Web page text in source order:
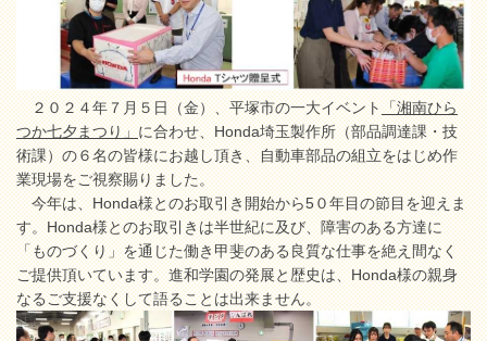
２０２４年７月５日（金）、平塚市の一大イベント「湘南ひら
つか七夕まつり」に合わせ、Honda埼玉製作所（部品調達課・技
術課）の６名の皆様にお越し頂き、自動車部品の組立をはじめ作
業現場をご視察賜りました。
今年は、Honda様とのお取引き開始から5０年目の節目を迎えま
す。Honda様とのお取引きは半世紀に及び、障害のある方達に
「ものづくり」を通じた働き甲斐のある良質な仕事を絶え間なく
ご提供頂いています。進和学園の発展と歴史は、Honda様の親身
なるご支援なくして語ることは出来ません。